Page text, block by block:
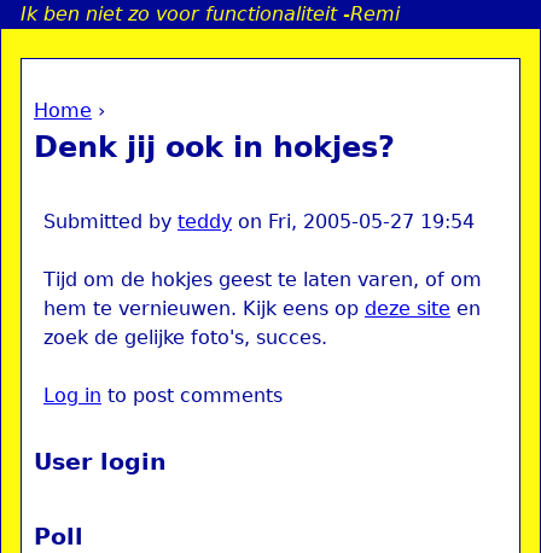
Jump to navigation
Ik ben niet zo voor functionaliteit -Remi
You are here
Home ›
Denk jij ook in hokjes?
Submitted by teddy on Fri, 2005-05-27 19:54
Tijd om de hokjes geest te laten varen, of om
hem te vernieuwen. Kijk eens op deze site en
zoek de gelijke foto's, succes.
Log in to post comments
User login
Poll